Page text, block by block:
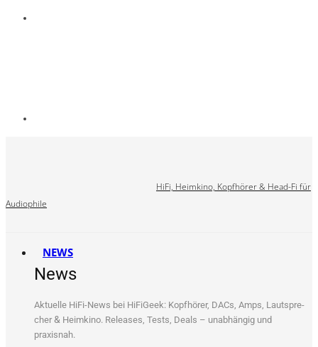
HiFi, Heimkino, Kopfhörer & Head-Fi für
Audiophile
NEWS
News
Aktu­el­le HiFi-News bei HiFi­Ge­ek: Kopf­hö­rer, DACs, Amps, Laut­spre­
cher & Heim­ki­no. Releases, Tests, Deals – unab­hän­gig und
praxisnah.